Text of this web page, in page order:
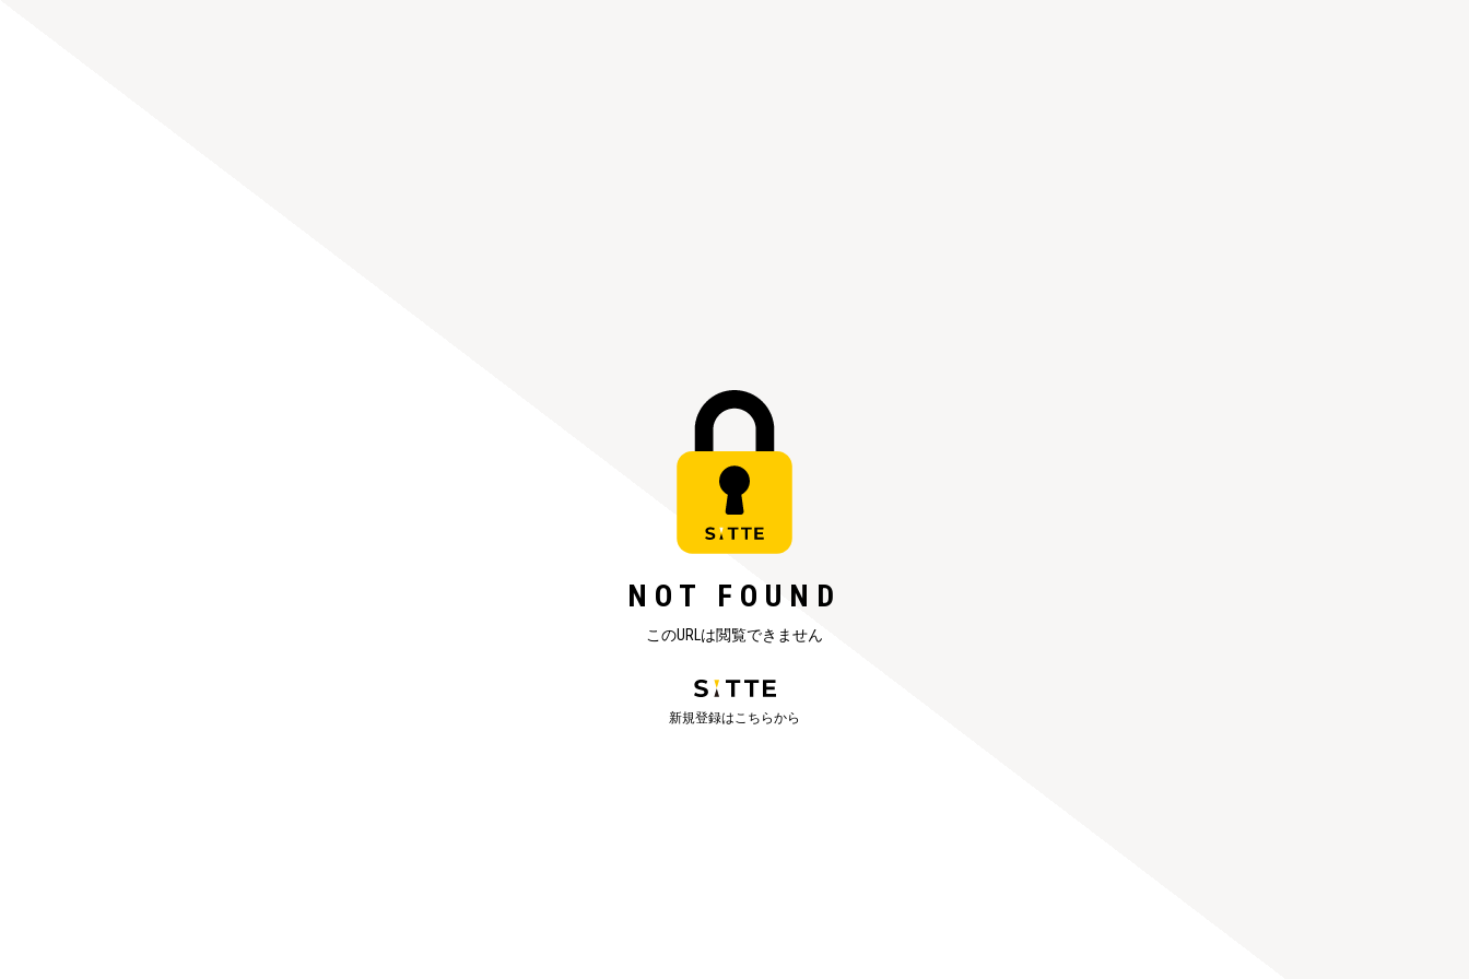
NOT FOUND
このURLは閲覧できません
新規登録はこちらから